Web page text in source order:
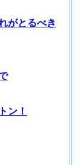
がとるべき
ン！